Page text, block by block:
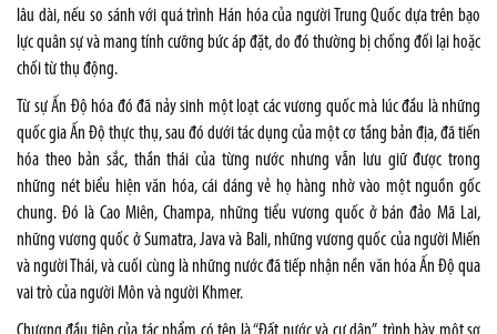
lâu dài, nếu so sánh với quá trình Hán hóa của người Trung Quốc dựa trên bạo
lực quân sự và mang tính cưỡng bức áp đặt, do đó thường bị chống đối lại hoặc
chối từ thụ động.
Từ sự Ấn Độ hóa đó đã nảy sinh một loạt các vương quốc mà lúc đầu là những
quốc gia Ấn Độ thực thụ, sau đó dưới tác dụng của một cơ tầng bản địa, đã tiến
hóa theo bản sắc, thần thái của từng nước nhưng vẫn lưu giữ được trong
những nét biểu hiện văn hóa, cái dáng vẻ họ hàng nhờ vào một nguồn gốc
chung. Đó là Cao Miên, Champa, những tiểu vương quốc ở bán đảo Mã Lai,
những vương quốc ở Sumatra, Java và Bali, những vương quốc của người Miến
và người Thái, và cuối cùng là những nước đã tiếp nhận nền văn hóa Ấn Độ qua
vai trò của người Môn và người Khmer.